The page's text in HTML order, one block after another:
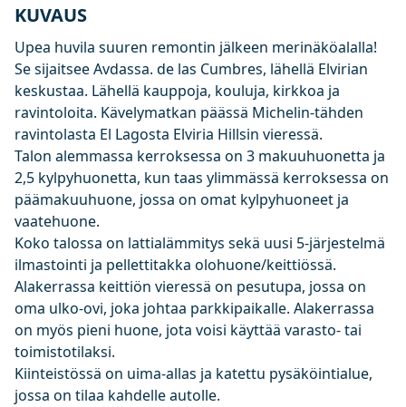
KUVAUS
Upea huvila suuren remontin jälkeen merinäköalalla!
Se sijaitsee Avdassa. de las Cumbres, lähellä Elvirian
keskustaa. Lähellä kauppoja, kouluja, kirkkoa ja
ravintoloita. Kävelymatkan päässä Michelin-tähden
ravintolasta El Lagosta Elviria Hillsin vieressä.
Talon alemmassa kerroksessa on 3 makuuhuonetta ja
2,5 kylpyhuonetta, kun taas ylimmässä kerroksessa on
päämakuuhuone, jossa on omat kylpyhuoneet ja
vaatehuone.
Koko talossa on lattialämmitys sekä uusi 5-järjestelmä
ilmastointi ja pellettitakka olohuone/keittiössä.
Alakerrassa keittiön vieressä on pesutupa, jossa on
oma ulko-ovi, joka johtaa parkkipaikalle. Alakerrassa
on myös pieni huone, jota voisi käyttää varasto- tai
toimistotilaksi.
Kiinteistössä on uima-allas ja katettu pysäköintialue,
jossa on tilaa kahdelle autolle.